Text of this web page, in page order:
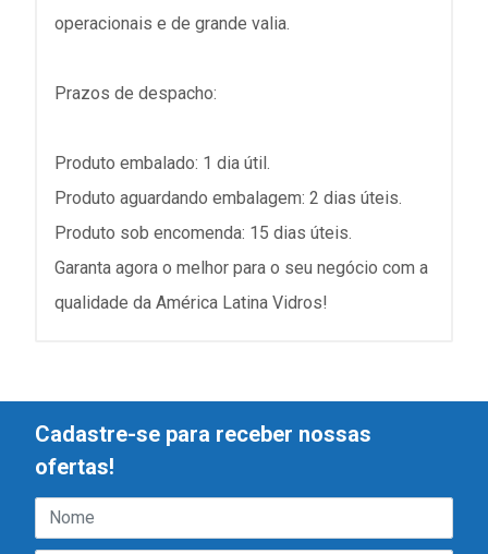
operacionais e de grande valia.
Prazos de despacho:
Produto embalado: 1 dia útil.
Produto aguardando embalagem: 2 dias úteis.
Produto sob encomenda: 15 dias úteis.
Garanta agora o melhor para o seu negócio com a
qualidade da América Latina Vidros!
Cadastre-se para receber nossas
ofertas!